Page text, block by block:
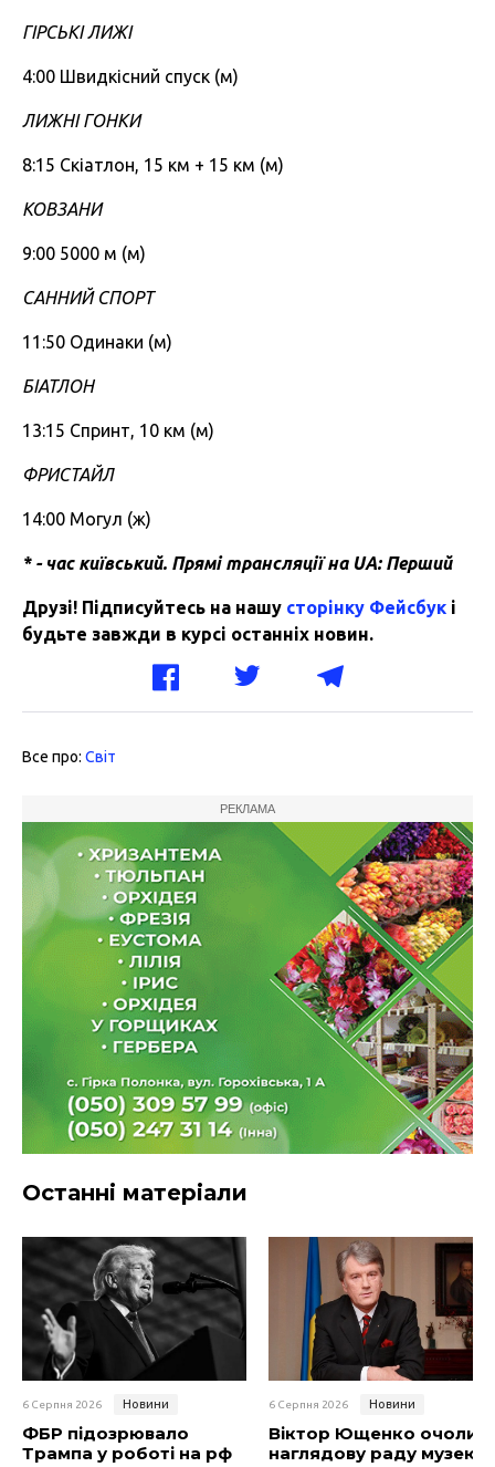
ГІРСЬКІ ЛИЖІ
4:00 Швидкісний спуск (м)
ЛИЖНІ ГОНКИ
8:15 Скіатлон, 15 км + 15 км (м)
КОВЗАНИ
9:00 5000 м (м)
САННИЙ СПОРТ
11:50 Одинаки (м)
БІАТЛОН
13:15 Спринт, 10 км (м)
ФРИСТАЙЛ
14:00 Могул (ж)
* - час київський. Прямі трансляції на UA: Перший
Друзі! Підписуйтесь на нашу сторінку Фейсбук і
будьте завжди в курсі останніх новин.
Все про: Світ
РЕКЛАМА
Останні матеріали
6 Серпня 2026 Новини
ФБР підозрювало
Трампа у роботі на рф
6 Серпня 2026 Новини
Віктор Ющенко очолив
наглядову раду музею